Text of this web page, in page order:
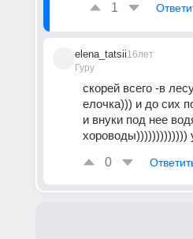
1
elena_tatsii
Гуру
16лет
скорей всего -в
елочка))) и до сих
и внуки под нее
хороводы)))))))))))))
0